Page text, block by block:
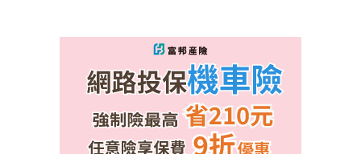
https://finfo.tw/assortments/04a1f254100b3ee5
https://finfo.tw/assortments/a0fa028c6a08af1c
小湘服務於錠嵂保經，擅長各家商品搭配及條款比較。
如有其他疑問，歡迎點擊頭像「免費諮詢」來訊一起討論。
讓我針對你的需求，為您規劃專屬保單🙂